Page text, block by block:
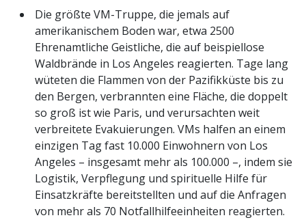
Die größte VM-Truppe, die jemals auf
amerikanischem Boden war, etwa 2500
Ehrenamtliche Geistliche, die auf beispiellose
Waldbrände in Los Angeles reagierten. Tage lang
wüteten die Flammen von der Pazifikküste bis zu
den Bergen, verbrannten eine Fläche, die doppelt
so groß ist wie Paris, und verursachten weit
verbreitete Evakuierungen. VMs halfen an einem
einzigen Tag fast 10.000 Einwohnern von Los
Angeles – insgesamt mehr als 100.000 –, indem sie
Logistik, Verpflegung und spirituelle Hilfe für
Einsatzkräfte bereitstellten und auf die Anfragen
von mehr als 70 Notfallhilfeeinheiten reagierten.